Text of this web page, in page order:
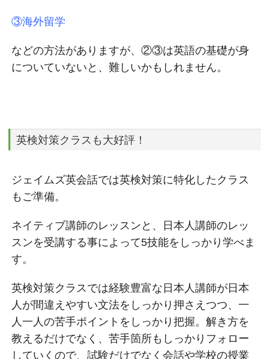
③海外留学
などの方法がありますが、②③は英語の基礎が身
についていないと、難しいかもしれません。
英検対策クラスも大好評！
ジェイムズ英会話では英検対策に特化したクラス
もご準備。
ネイティブ講師のレッスンと、日本人講師のレッ
スンを受講する事によって5技能をしっかり学べま
す。
英検対策クラスでは経験豊富な日本人講師が日本
人が間違えやすい文法をしっかり押さえつつ、一
人一人の苦手ポイントをしっかり把握。解き方を
教えるだけでなく、苦手箇所もしっかりフォロー
していくので、試験だけでなく会話や学校の授業